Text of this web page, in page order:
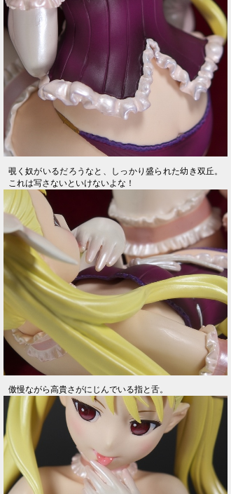
覗く奴がいるだろうなと、しっかり盛られた幼き双丘。
これは写さないといけないよな！
傲慢ながら高貴さがにじんでいる指と舌。